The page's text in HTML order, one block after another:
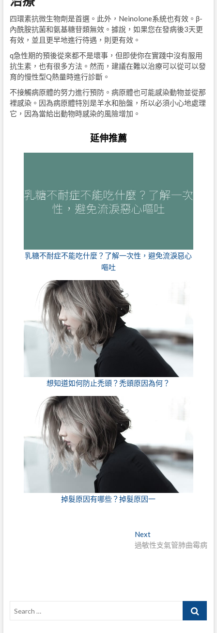
四環素抗微生物劑是首選。此外，Neinolone系統也有效。β-
內酰胺抗菌和氨基糖苷類無效。據說，如果您在發病後3天更
有效，並且更早地進行待遇，則更有效。
q急性期的預後從來都不是壞事，但即使你在實踐中沒有服用
抗生素，也有很多方法。然而，建議在難以治療可以從可以發
育的慢性型Q熱量時進行診斷。
不接觸病原體的努力進行預防。病原體也可能感染動物並從那
裡感染。因為病原體特別是羊水和胎盤，所​​以必須小心地處理
它，因為當給出動物時感染的風險增加。
延伸推薦
乳糖不耐症不能吃什麼？了解一次性，避免流淚惡心
嘔吐
想知道如何防止禿頭？禿頭原因為何？
掉髮原因有哪些？掉髮原因一
NextNext
post:
過敏性支氣管肺曲霉病
Search